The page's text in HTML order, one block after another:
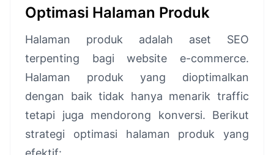
Optimasi Halaman Produk
Halaman produk adalah aset SEO
terpenting bagi website e-commerce.
Halaman produk yang dioptimalkan
dengan baik tidak hanya menarik traffic
tetapi juga mendorong konversi. Berikut
strategi optimasi halaman produk yang